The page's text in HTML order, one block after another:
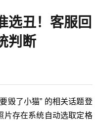
选丑！客服回
判断
毁了小猫” 的相关话题登
片存在系统自动选取定格